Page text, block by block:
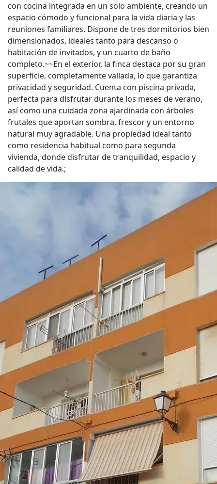
con cocina integrada en un solo ambiente, creando un
espacio cómodo y funcional para la vida diaria y las
reuniones familiares. Dispone de tres dormitorios bien
dimensionados, ideales tanto para descanso o
habitación de invitados, y un cuarto de baño
completo.~~En el exterior, la finca destaca por su gran
superficie, completamente vallada, lo que garantiza
privacidad y seguridad. Cuenta con piscina privada,
perfecta para disfrutar durante los meses de verano,
así como una cuidada zona ajardinada con árboles
frutales que aportan sombra, frescor y un entorno
natural muy agradable. Una propiedad ideal tanto
como residencia habitual como para segunda
vivienda, donde disfrutar de tranquilidad, espacio y
calidad de vida.;